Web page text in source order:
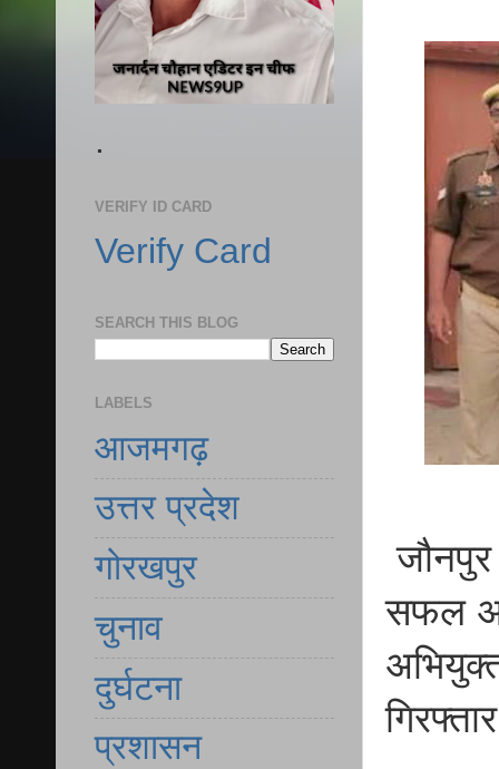
जौनपुर
सफल
.
VERIFY ID CARD
Verify Card
SEARCH THIS BLOG
LABELS
आजमगढ़
उत्तर प्रदेश
गोरखपुर
चुनाव
दुर्घटना
प्रशासन